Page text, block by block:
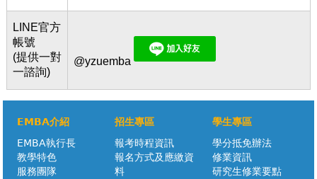
LINE官方
帳號
(提供一對
一諮詢)
@yzuemba
EMBA介紹
EMBA執行長
教學特色
服務團隊
招生專區
報考時程資訊
報名方式及應繳資
料
學生專區
學分抵免辦法
修業資訊
研究生修業要點